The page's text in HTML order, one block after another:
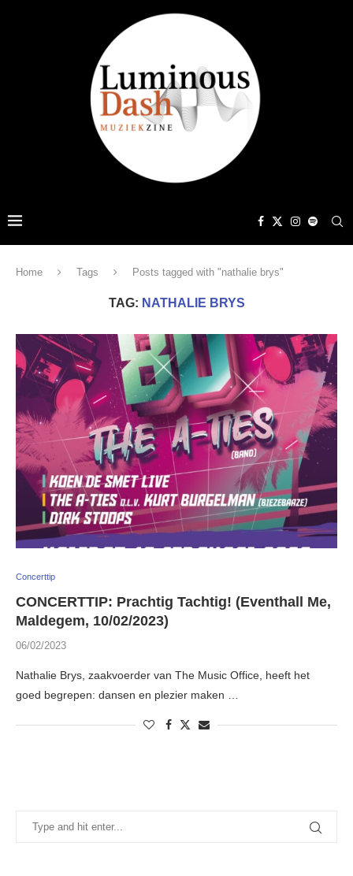
Home Tags Posts tagged with "nathalie brys"
TAG: NATHALIE BRYS
Concerttip
CONCERTTIP: Prachtig Tachtig! (Eventhall Me,
Maldegem, 10/02/2023)
06/02/2023
Nathalie Brys, zaakvoerder van The Music Office, heeft het
goed begrepen: dansen en plezier maken …